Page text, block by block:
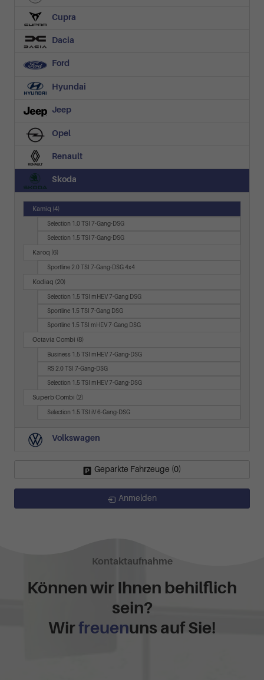
Cupra
Dacia
Ford
Hyundai
Jeep
Opel
Renault
Skoda
Kamiq (4)
Selection 1.0 TSI 7-Gang-DSG
Selection 1.5 TSI 7-Gang-DSG
Karoq (6)
Sportline 2.0 TSI 7-Gang-DSG 4x4
Kodiaq (20)
Selection 1.5 TSI mHEV 7-Gang DSG
Sportline 1.5 TSI 7-Gang DSG
Sportline 1.5 TSI mHEV 7-Gang DSG
Octavia Combi (8)
Business 1.5 TSI mHEV 7-Gang-DSG
RS 2.0 TSI 7-Gang-DSG
Selection 1.5 TSI mHEV 7-Gang-DSG
Superb Combi (2)
Selection 1.5 TSI iV 6-Gang-DSG
Volkswagen
Geparkte Fahrzeuge (0)
Anmelden
Kontaktaufnahme
Können wir Ihnen behilflich
sein?
Wirfreuenuns auf Sie!